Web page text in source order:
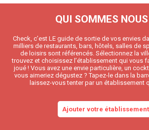
QUI SOMMES
Check, c’est LE guide de sortie de vos envies
milliers de restaurants, bars, hôtels, salles de
de loisirs sont référencés. Sélectionnez la
trouvez et choisissez l’établissement qui vous
joué ! Vous avez une envie particulière, un
vous aimeriez dégustez ? Tapez-le dans la
laissez-vous tenter par un établissement
Ajouter votre établissement